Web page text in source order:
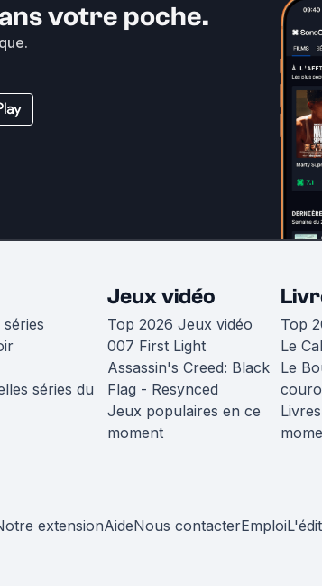
votre poche.
séries du
Jeux vidéo
Top 2026 Jeux vidéo
007 First Light
Assassin's Creed: Black
Flag - Resynced
Jeux populaires en ce
moment
Top
Le
Le
extensionAideNous contacterEmploi